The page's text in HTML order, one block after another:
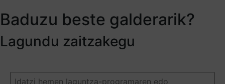
Baduzu beste galderarik?
Lagundu zaitzakegu
Duda